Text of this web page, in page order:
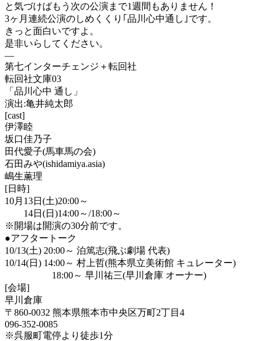
と気づけばもう次の公演まで1週間もありません！
3ヶ月連続公演のしめくくり｢品川心中通し｣です。
きっと面白いですよ。
是非いらしてください。
—
第七インターチェンジ＋転回社
転回社文庫03
「品川心中 通し」
演出:亀井純太郎
[cast]
伊澤睦
坂口佳乃子
田代愛子(馬車馬の会)
石田みや(ishidamiya.asia)
嶋生薫理
[日時]
10月13日(土)20:00～
14日(日)14:00～/18:00～
※開場は開演の30分前です。
●アフタートーク
10/13(土) 20:00～ 泊篤志(飛ぶ劇場 代表)
10/14(日) 14:00～ 村上哲(熊本県立美術館 キュレーター)
18:00～ 早川祐三(早川倉庫 オーナー)
[会場]
早川倉庫
〒860-0032 熊本県熊本市中央区万町2丁目4
096-352-0085
※呉服町電停より徒歩1分